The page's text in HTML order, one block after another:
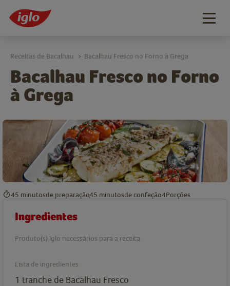
Bacalhau Fresco no Forno
à Grega
Receitas de Bacalhau > Bacalhau Fresco no Forno à Grega
45 minutosde preparação45 minutosde confeção4Porções
Ingredientes
Produto(s) Iglo necessários para a receita
Lista de ingredientes
1 tranche de Bacalhau Fresco